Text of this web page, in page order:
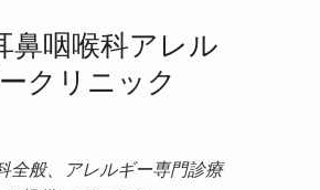
鼻咽喉科アレル
クリニック
全般、アレルギー専門診療